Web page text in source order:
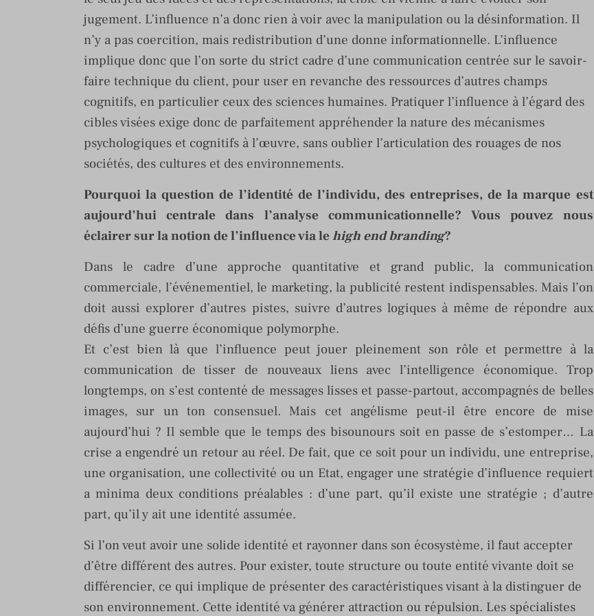
jugement. L’influence n’a donc rien à voir avec la manipulation ou la désinformation. Il
n’y a pas coercition, mais redistribution d’une donne informationnelle. L’influence
implique donc que l’on sorte du strict cadre d’une communication centrée sur le savoir-
faire technique du client, pour user en revanche des ressources d’autres champs
cognitifs, en particulier ceux des sciences humaines. Pratiquer l’influence à l’égard des
cibles visées exige donc de parfaitement appréhender la nature des mécanismes
psychologiques et cognitifs à l’œuvre, sans oublier l’articulation des rouages de nos
sociétés, des cultures et des environnements.
Pourquoi la question de l’identité de l’individu, des entreprises, de la marque est
aujourd’hui centrale dans l’analyse communicationnelle? Vous pouvez nous
éclairer sur la notion de l’influence via le high end branding?
Dans le cadre d’une approche quantitative et grand public, la communication
commerciale, l’événementiel, le marketing, la publicité restent indispensables. Mais l’on
doit aussi explorer d’autres pistes, suivre d’autres logiques à même de répondre aux
défis d’une guerre économique polymorphe.
Et c’est bien là que l’influence peut jouer pleinement son rôle et permettre à la
communication de tisser de nouveaux liens avec l’intelligence économique. Trop
longtemps, on s’est contenté de messages lisses et passe-partout, accompagnés de belles
images, sur un ton consensuel. Mais cet angélisme peut-il être encore de mise
aujourd’hui ? Il semble que le temps des bisounours soit en passe de s’estomper… La
crise a engendré un retour au réel. De fait, que ce soit pour un individu, une entreprise,
une organisation, une collectivité ou un Etat, engager une stratégie d’influence requiert
a minima deux conditions préalables : d’une part, qu’il existe une stratégie ; d’autre
part, qu’il y ait une identité assumée.
Si l’on veut avoir une solide identité et rayonner dans son écosystème, il faut accepter
d’être différent des autres. Pour exister, toute structure ou toute entité vivante doit se
différencier, ce qui implique de présenter des caractéristiques visant à la distinguer de
son environnement. Cette identité va générer attraction ou répulsion. Les spécialistes